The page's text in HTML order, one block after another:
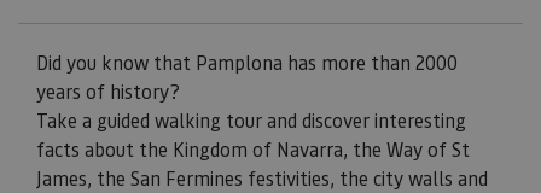
Did you know that Pamplona has more than 2000
years of history?
Take a guided walking tour and discover interesting
facts about the Kingdom of Navarra, the Way of St
James, the San Fermines festivities, the city walls and